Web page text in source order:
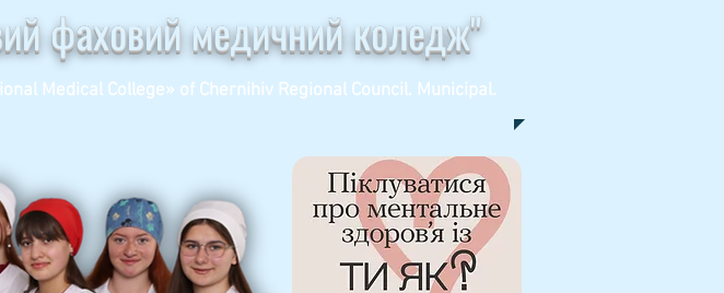
фаховий медичний коледж"
Medical College» of Chernihiv Regional Council. Municipal.